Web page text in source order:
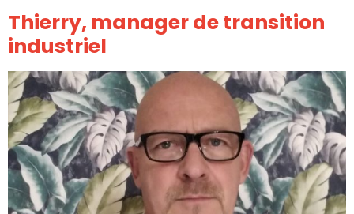
Thierry, manager de transition
industriel